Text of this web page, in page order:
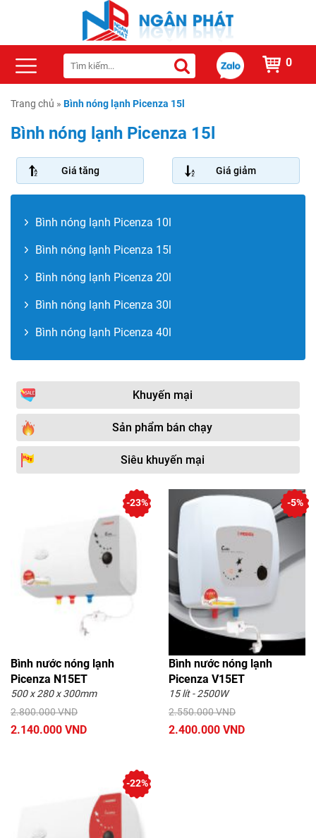
0
Trang chủ » Bình nóng lạnh Picenza 15l
Bình nóng lạnh Picenza 15l
Giá tăng Giá giảm
Bình nóng lạnh Picenza 10l
Bình nóng lạnh Picenza 15l
Bình nóng lạnh Picenza 20l
Bình nóng lạnh Picenza 30l
Bình nóng lạnh Picenza 40l
Khuyến mại
Sản phẩm bán chạy
Siêu khuyến mại
Bình nước nóng lạnh
Picenza N15ET
500 x 280 x 300mm
2.800.000 VND
2.140.000 VND
-23%
Bình nước nóng lạnh
Picenza V15ET
15 lít - 2500W
2.550.000 VND
2.400.000 VND
-5%
-22%